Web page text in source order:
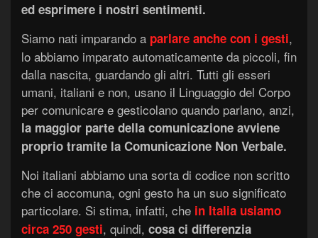
ed esprimere i nostri sentimenti.
Siamo nati imparando a parlare anche con i gesti,
lo abbiamo imparato automaticamente da piccoli, fin
dalla nascita, guardando gli altri. Tutti gli esseri
umani, italiani e non, usano il Linguaggio del Corpo
per comunicare e gesticolano quando parlano, anzi,
la maggior parte della comunicazione avviene
proprio tramite la Comunicazione Non Verbale.
Noi italiani abbiamo una sorta di codice non scritto
che ci accomuna, ogni gesto ha un suo significato
particolare. Si stima, infatti, che in Italia usiamo
circa 250 gesti, quindi, cosa ci differenzia